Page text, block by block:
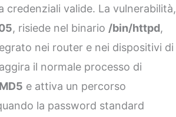
credenziali valide. La vulnerabilità,
, risiede nel binario /bin/httpd,
nei router e nei dispositivi di
il normale processo di
MD5 e attiva un percorso
la password standard